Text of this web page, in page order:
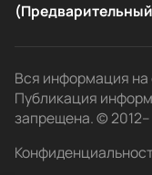
Вся информация на
Публикация
запрещена. ©